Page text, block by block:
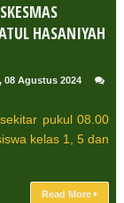
HASANIYAH
08 Agustus 2024
pukul 08.00
kelas 1, 5 dan
Read More